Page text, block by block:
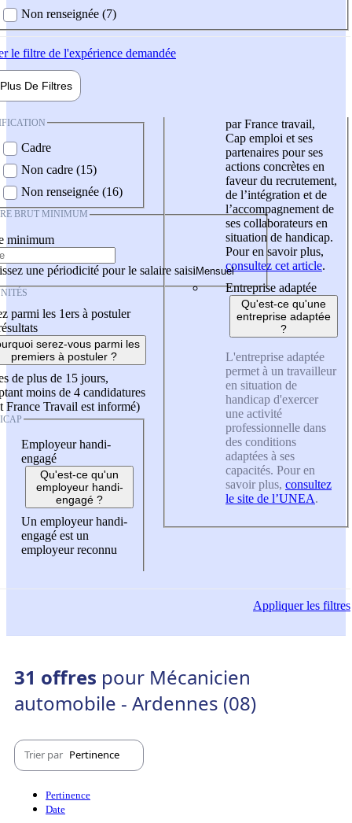
Non renseignée (7)
le filtre de l'expérience demandée
Plus De Filtres
Cadre
Non cadre (15)
Non renseignée (16)
BRUT MINIMUM
minimum
une périodicité pour le salaire saisi
parmi les 1ers à postuler
serez-vous parmi les
premiers à postuler ?
de plus de 15 jours,
moins de 4 candidatures
France Travail est informé)
Employeur handi-
engagé
Qu'est-ce qu'un
employeur handi-
engagé ?
Un employeur handi-
engagé est un
employeur reconnu
par France travail,
Cap emploi et ses
partenaires pour ses
actions concrètes en
faveur du recrutement,
de l’intégration et de
l’accompagnement de
ses collaborateurs en
situation de handicap.
Pour en savoir plus,
consultez cet article.
Entreprise adaptée
Qu'est-ce qu'une
entreprise adaptée
?
L'entreprise adaptée
permet à un travailleur
en situation de
handicap d'exercer
une activité
professionnelle dans
des conditions
adaptées à ses
capacités. Pour en
savoir plus, consultez
le site de l’UNEA.
Appliquerles filtres
31 offres pour Mécanicien
automobile - Ardennes (08)
Trier par Pertinence
Pertinence
Date